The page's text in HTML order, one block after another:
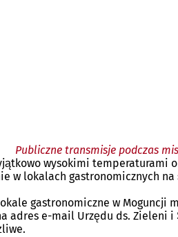
Publiczne transmisje podczas
wysokimi temperaturami
w lokalach gastronomicznych
gastronomiczne w
adres e-mail Urzędu ds. Zieleni